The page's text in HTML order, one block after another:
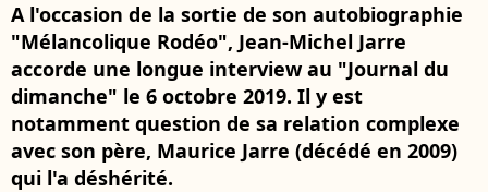
A l'occasion de la sortie de son autobiographie
"Mélancolique Rodéo", Jean-Michel Jarre
accorde une longue interview au "Journal du
dimanche" le 6 octobre 2019. Il y est
notamment question de sa relation complexe
avec son père, Maurice Jarre (décédé en 2009)
qui l'a déshérité.